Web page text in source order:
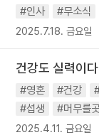
#인사
#무소식
2025.7.18. 금요일
건강도 실력이다
#영혼 #건강
#섭생
#머무를
2025.4.11. 금요일